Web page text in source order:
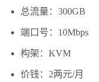
总流量：300GB
端口号：10Mbps
构架：KVM
价钱：2两元/月